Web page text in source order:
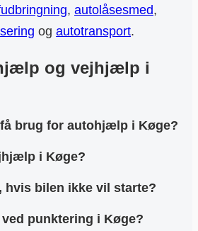
, autolåsesmed,
og autotransport.
og vejhjælp i
brug for autohjælp i Køge?
i Køge?
hvis bilen ikke vil starte?
punktering i Køge?